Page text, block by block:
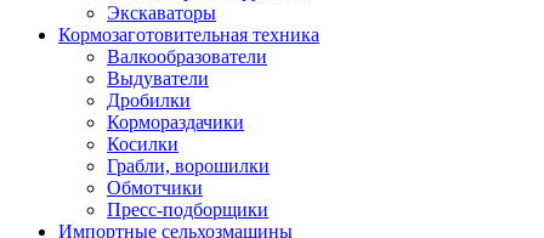
Экскаваторы
Кормозаготовительная техника
Валкообразователи
Выдуватели
Дробилки
Кормораздачики
Косилки
Грабли, ворошилки
Обмотчики
Пресс-подборщики
Импортные сельхозмашины